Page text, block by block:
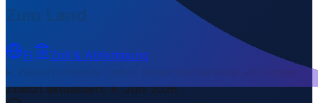
FI
Zoll & Abfertigung
Zuletzt aktualisiert: 4. Juni 2026